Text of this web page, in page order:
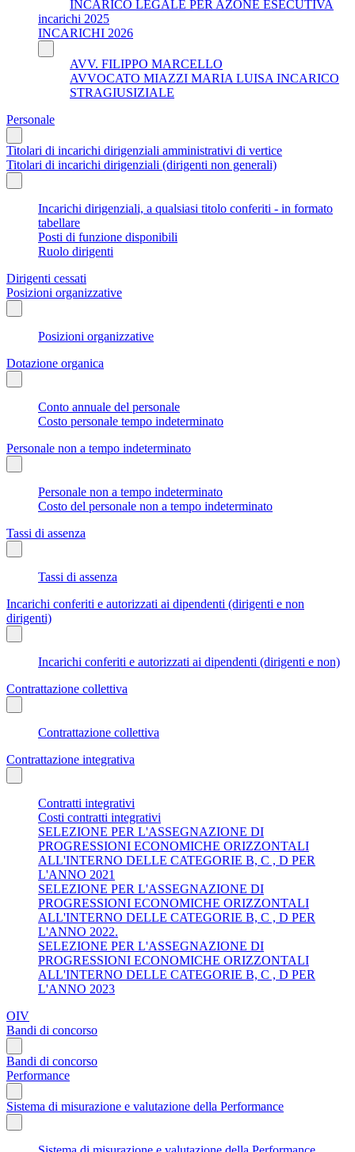
INCARICO LEGALE PER AZONE ESECUTIVA
incarichi 2025
INCARICHI 2026
AVV. FILIPPO MARCELLO
AVVOCATO MIAZZI MARIA LUISA INCARICO
STRAGIUSIZIALE
Personale
Titolari di incarichi dirigenziali amministrativi di vertice
Titolari di incarichi dirigenziali (dirigenti non generali)
Incarichi dirigenziali, a qualsiasi titolo conferiti - in formato
tabellare
Posti di funzione disponibili
Ruolo dirigenti
Dirigenti cessati
Posizioni organizzative
Posizioni organizzative
Dotazione organica
Conto annuale del personale
Costo personale tempo indeterminato
Personale non a tempo indeterminato
Personale non a tempo indeterminato
Costo del personale non a tempo indeterminato
Tassi di assenza
Tassi di assenza
Incarichi conferiti e autorizzati ai dipendenti (dirigenti e non
dirigenti)
Incarichi conferiti e autorizzati ai dipendenti (dirigenti e non)
Contrattazione collettiva
Contrattazione collettiva
Contrattazione integrativa
Contratti integrativi
Costi contratti integrativi
SELEZIONE PER L'ASSEGNAZIONE DI
PROGRESSIONI ECONOMICHE ORIZZONTALI
ALL'INTERNO DELLE CATEGORIE B, C , D PER
L'ANNO 2021
SELEZIONE PER L'ASSEGNAZIONE DI
PROGRESSIONI ECONOMICHE ORIZZONTALI
ALL'INTERNO DELLE CATEGORIE B, C , D PER
L'ANNO 2022.
SELEZIONE PER L'ASSEGNAZIONE DI
PROGRESSIONI ECONOMICHE ORIZZONTALI
ALL'INTERNO DELLE CATEGORIE B, C , D PER
L'ANNO 2023
OIV
Bandi di concorso
Bandi di concorso
Performance
Sistema di misurazione e valutazione della Performance